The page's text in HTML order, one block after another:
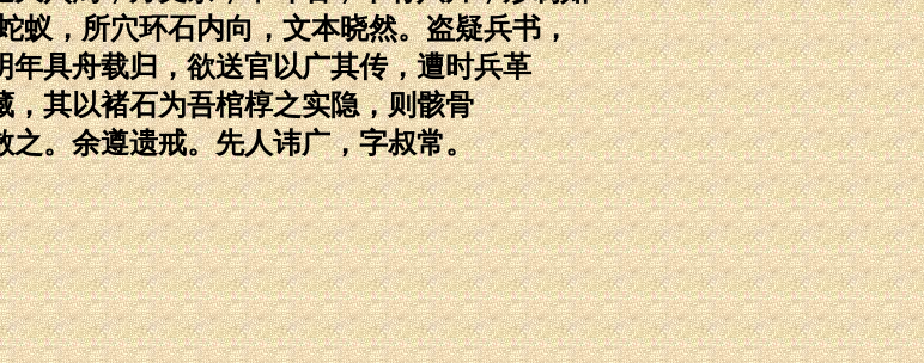
蚁，所穴环石内向，文本晓然。盗疑兵书，
具舟载归，欲送官以广其传，遭时兵革
其以褚石为吾棺椁之实隐，则骸骨
。余遵遗戒。先人讳广，字叔常。